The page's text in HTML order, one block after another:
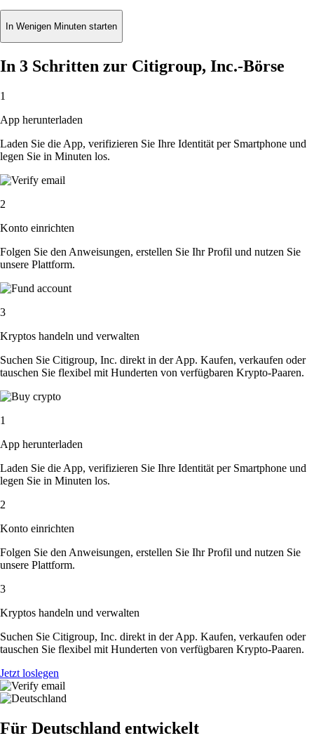
In Wenigen Minuten starten
In 3 Schritten zur Citigroup, Inc.-Börse
1
App herunterladen
Laden Sie die App, verifizieren Sie Ihre Identität per Smartphone und
legen Sie in Minuten los.
2
Konto einrichten
Folgen Sie den Anweisungen, erstellen Sie Ihr Profil und nutzen Sie
unsere Plattform.
3
Kryptos handeln und verwalten
Suchen Sie Citigroup, Inc. direkt in der App. Kaufen, verkaufen oder
tauschen Sie flexibel mit Hunderten von verfügbaren Krypto-Paaren.
1
App herunterladen
Laden Sie die App, verifizieren Sie Ihre Identität per Smartphone und
legen Sie in Minuten los.
2
Konto einrichten
Folgen Sie den Anweisungen, erstellen Sie Ihr Profil und nutzen Sie
unsere Plattform.
3
Kryptos handeln und verwalten
Suchen Sie Citigroup, Inc. direkt in der App. Kaufen, verkaufen oder
tauschen Sie flexibel mit Hunderten von verfügbaren Krypto-Paaren.
Jetzt loslegen
Für Deutschland entwickelt